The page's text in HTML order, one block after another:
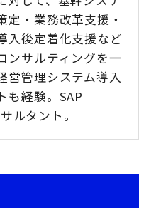
定・業務改革支援・
入後定着化支援など
ンサルティングを一
営管理システム導入
も経験。SAP
ルタント。